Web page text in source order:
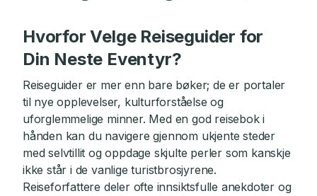
Hvorfor Velge Reiseguider for
Din Neste Eventyr?
Reiseguider er mer enn bare bøker; de er portaler
til nye opplevelser, kulturforståelse og
uforglemmelige minner. Med en god reisebok i
hånden kan du navigere gjennom ukjente steder
med selvtillit og oppdage skjulte perler som kanskje
ikke står i de vanlige turistbrosjyrene.
Reiseforfattere deler ofte innsiktsfulle anekdoter og